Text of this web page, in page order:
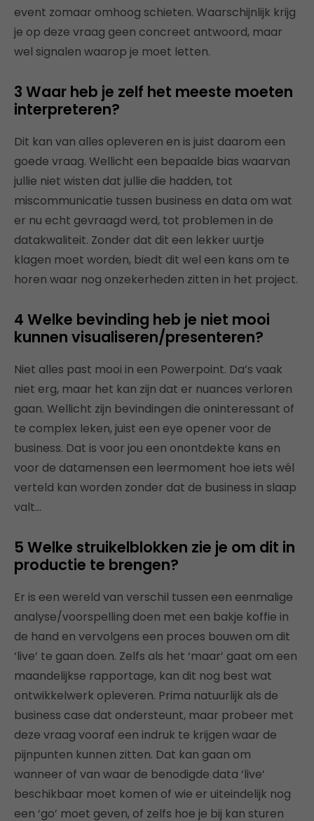
event zomaar omhoog schieten. Waarschijnlijk krijg
je op deze vraag geen concreet antwoord, maar
wel signalen waarop je moet letten.
3 Waar heb je zelf het meeste moeten
interpreteren?
Dit kan van alles opleveren en is juist daarom een
goede vraag. Wellicht een bepaalde bias waarvan
jullie niet wisten dat jullie die hadden, tot
miscommunicatie tussen business en data om wat
er nu echt gevraagd werd, tot problemen in de
datakwaliteit. Zonder dat dit een lekker uurtje
klagen moet worden, biedt dit wel een kans om te
horen waar nog onzekerheden zitten in het project.
4 Welke bevinding heb je niet mooi
kunnen visualiseren/presenteren?
Niet alles past mooi in een Powerpoint. Da’s vaak
niet erg, maar het kan zijn dat er nuances verloren
gaan. Wellicht zijn bevindingen die oninteressant of
te complex leken, juist een eye opener voor de
business. Dat is voor jou een onontdekte kans en
voor de datamensen een leermoment hoe iets wél
verteld kan worden zonder dat de business in slaap
valt…
5 Welke struikelblokken zie je om dit in
productie te brengen?
Er is een wereld van verschil tussen een eenmalige
analyse/voorspelling doen met een bakje koffie in
de hand en vervolgens een proces bouwen om dit
‘live’ te gaan doen. Zelfs als het ‘maar’ gaat om een
maandelijkse rapportage, kan dit nog best wat
ontwikkelwerk opleveren. Prima natuurlijk als de
business case dat ondersteunt, maar probeer met
deze vraag vooraf een indruk te krijgen waar de
pijnpunten kunnen zitten. Dat kan gaan om
wanneer of van waar de benodigde data ‘live’
beschikbaar moet komen of wie er uiteindelijk nog
een ‘go’ moet geven, of zelfs hoe je bij kan sturen